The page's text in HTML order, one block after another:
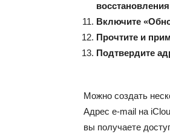
Включите
Прочтите и
Подтвердите
Можно создать
Адрес e-mail на
вы получаете